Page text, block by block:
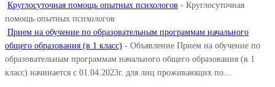
Круглосуточная помощь опытных психологов - Круглосуточная
помощь опытных психологов
Прием на обучение по образовательным программам начального
общего образования (в 1 класс) - Объявление Прием на обучение по
образовательным программам начального общего образования (в 1
класс) начинается с 01.04.2023г. для лиц проживающих по…